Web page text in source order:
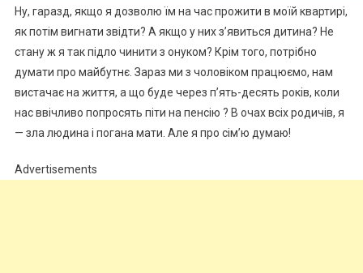
Ну, гаразд, якщо я дозволю їм на час прожити в моїй квартирі,
як потім вигнати звідти? А якщо у них з’явиться дитина? Не
стану ж я так підло чинити з онуком? Крім того, потрібно
думати про майбутнє. Зараз ми з чоловіком працюємо, нам
вистачає на життя, а що буде через п’ять-десять років, коли
нас ввічливо попросять піти на пенсію ? В очах всіх родичів, я
— зла людина і погана мати. Але я про сім’ю думаю!
Advertisements